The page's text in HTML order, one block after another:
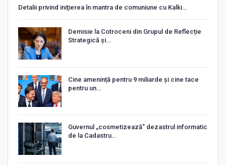
Detalii privind iniţierea în mantra de comuniune cu Kalki…
Demisie la Cotroceni din Grupul de Reflecție
Strategică și…
Cine amenință pentru 9 miliarde și cine tace
pentru un…
Guvernul „cosmetizează” dezastrul informatic
de la Cadastru…